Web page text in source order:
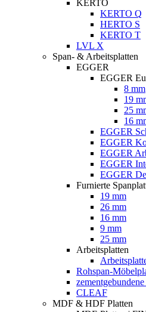
KERTO
KERTO Q
HERTO S
KERTO T
LVL X
Span- & Arbeitsplatten
EGGER
EGGER
8 mm
19
25
16
EGGER
EGGER
EGGER
EGGER
EGGER
Furnierte
19 mm
26 mm
16 mm
9 mm
25 mm
Arbeitsplatten
Rohspan-
CLEAF
MDF & HDF Platten